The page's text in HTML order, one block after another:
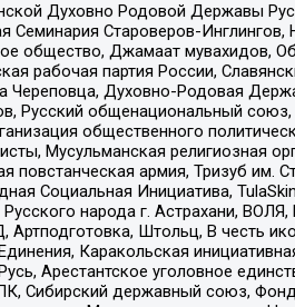
Духовно Родовой Державы
Староверов-
общество, Джамаат мувахидов,
рабочая партия России,
Череповца, Духовно-Родовая
Русский общенациональный
общественного
Мусульманская религиозная
армия, Тризуб им.
Социальная Инициатива,
народа г. Астрахани,
Артподготовка, Штольц, В честь
Каракольская
Арестантское уголовное
Сибирский державный союз,